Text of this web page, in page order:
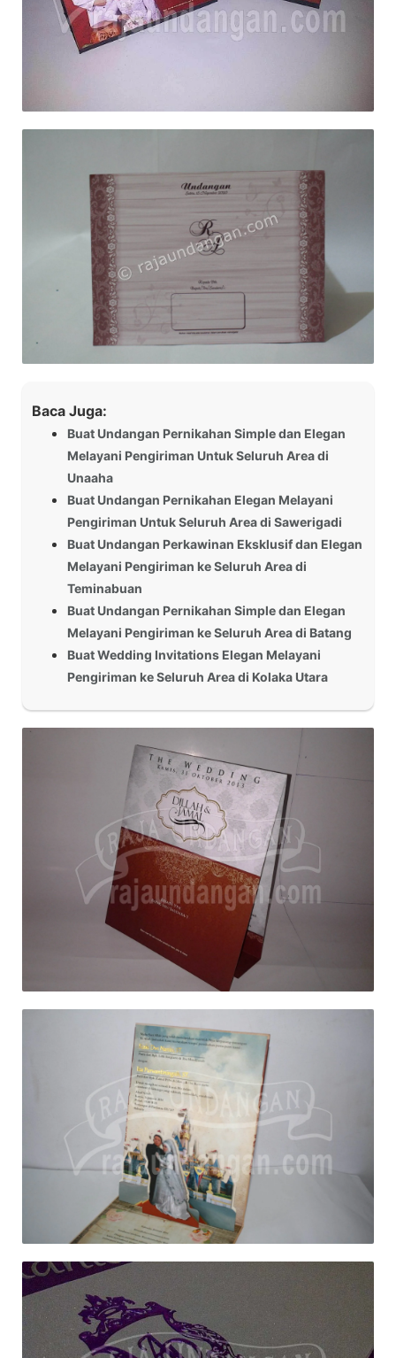
Baca Juga:
Buat Undangan Pernikahan Simple dan Elegan
Melayani Pengiriman Untuk Seluruh Area di
Unaaha
Buat Undangan Pernikahan Elegan Melayani
Pengiriman Untuk Seluruh Area di Sawerigadi
Buat Undangan Perkawinan Eksklusif dan Elegan
Melayani Pengiriman ke Seluruh Area di
Teminabuan
Buat Undangan Pernikahan Simple dan Elegan
Melayani Pengiriman ke Seluruh Area di Batang
Buat Wedding Invitations Elegan Melayani
Pengiriman ke Seluruh Area di Kolaka Utara